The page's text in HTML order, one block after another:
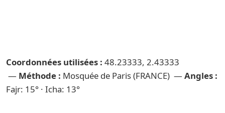
Coordonnées utilisées : 48.23333, 2.43333
— Méthode : Mosquée de Paris (FRANCE) — Angles :
Fajr: 15° · Icha: 13°